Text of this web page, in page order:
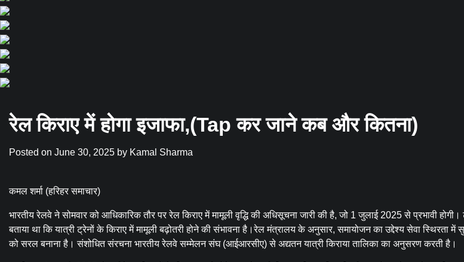
रेल किराए में होगा इजाफा,(Tap कर जाने कब और कितना)
Posted on June 30, 2025 by Kamal Sharma
कमल शर्मा (हरिहर समाचार)
भारतीय रेलवे ने सोमवार को आधिकारिक तौर पर रेल किराए में मामूली वृद्धि की अधिसूचना जारी की है, जो 1 जुलाई 2025 से प्रभावी
बताया था कि यात्री ट्रेनों के किराए में मामूली बढ़ोतरी होने की संभावना है।रेल मंत्रालय के अनुसार, समायोजन का उद्देश्य सेवा स्थिरता में
को सरल बनाना है। संशोधित संरचना भारतीय रेलवे सम्मेलन संघ (आईआरसीए) से अद्यतन यात्री किराया तालिका का अनुसरण करती है।